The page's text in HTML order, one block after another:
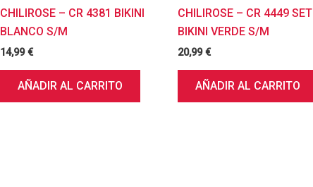
CHILIROSE – CR 4381 BIKINI
BLANCO S/M
14,99€
AÑADIR AL CARRITO
CHILIROSE – CR 4449 SET
BIKINI VERDE S/M
20,99€
AÑADIR AL CARRITO